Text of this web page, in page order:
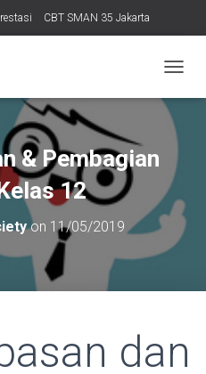
CBT SMAN 35 Jakarta
O
G
E
N
A
G
& Pembagian
12
on 11/05/2019
dan